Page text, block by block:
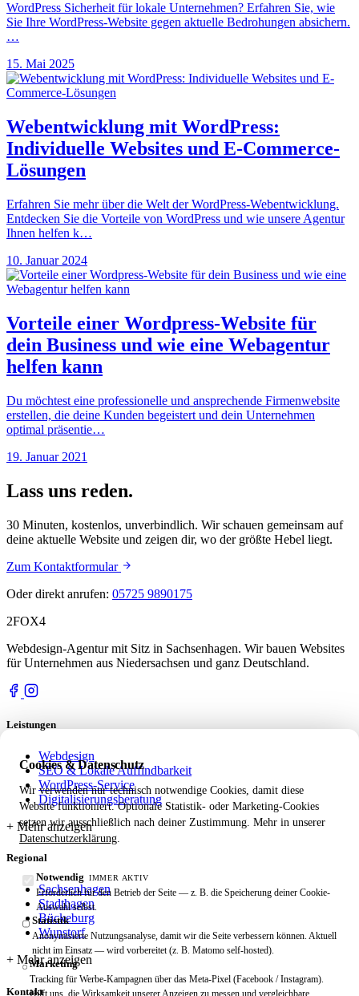
WordPress Sicherheit für lokale Unternehmen? Erfahren Sie, wie
Sie Ihre WordPress-Website gegen aktuelle Bedrohungen absichern.
…
15. Mai 2025
Webentwicklung mit WordPress:
Individuelle Websites und E-Commerce-
Lösungen
Erfahren Sie mehr über die Welt der WordPress-Webentwicklung.
Entdecken Sie die Vorteile von WordPress und wie unsere Agentur
Ihnen helfen k…
10. Januar 2024
Vorteile einer Wordpress-Website für
dein Business und wie eine Webagentur
helfen kann
Du möchtest eine professionelle und ansprechende Firmenwebsite
erstellen, die deine Kunden begeistert und dein Unternehmen
optimal präsentie…
19. Januar 2021
Lass uns reden.
30 Minuten, kostenlos, unverbindlich. Wir schauen gemeinsam auf
deine aktuelle Website und zeigen dir, wo der größte Hebel liegt.
Zum Kontaktformular
Oder direkt anrufen: 05725 9890175
2FOX4
Webdesign-Agentur mit Sitz in Sachsenhagen. Wir bauen Websites
für Unternehmen aus Niedersachsen und ganz Deutschland.
Leistungen
Webdesign
SEO & Lokale Auffindbarkeit
WordPress-Service
Digitalisierungsberatung
Regional
Sachsenhagen
Stadthagen
Bückeburg
Wunstorf
Kontakt
Cookies & Datenschutz
Wir verwenden nur technisch notwendige Cookies, damit diese
Website funktioniert. Optionale Statistik- oder Marketing-Cookies
setzen wir ausschließlich nach deiner Zustimmung. Mehr in unserer
Datenschutzerklärung.
Notwendig IMMER AKTIV
Erforderlich für den Betrieb der Seite — z. B. die Speicherung deiner Cookie-
Auswahl selbst.
Statistik
Anonymisierte Nutzungsanalyse, damit wir die Seite verbessern können. Aktuell
nicht im Einsatz — wird vorbereitet (z. B. Matomo self-hosted).
Marketing
Tracking für Werbe-Kampagnen über das Meta-Pixel (Facebook / Instagram).
Hilft uns, die Wirksamkeit unserer Anzeigen zu messen und vergleichbare